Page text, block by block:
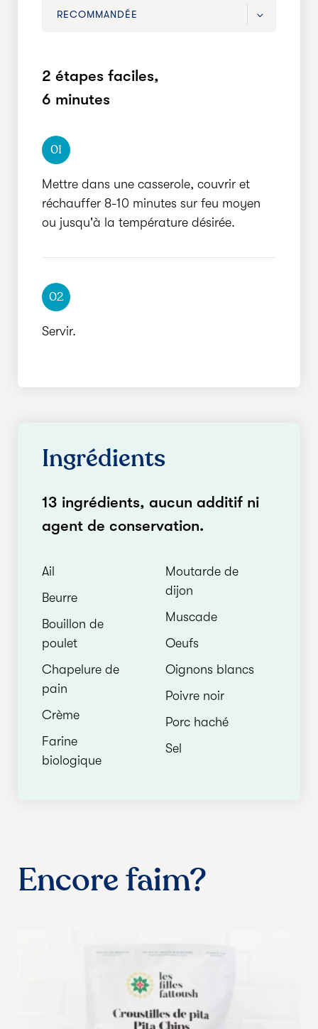
RECOMMANDÉE
RAPIDE
2 étapes faciles,
6 minutes
01
Mettre dans une casserole, couvrir et
réchauffer 8-10 minutes sur feu moyen
ou jusqu'à la température désirée.
02
Servir.
Ingrédients
13 ingrédients, aucun additif ni
agent de conservation.
Ail
Beurre
Bouillon de
poulet
Chapelure de
pain
Crème
Farine
biologique
Moutarde de
dijon
Muscade
Oeufs
Oignons blancs
Poivre noir
Porc haché
Sel
Encore faim?